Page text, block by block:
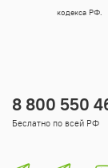
8 800 550
Беслатно по всей РФ
кодекса РФ.